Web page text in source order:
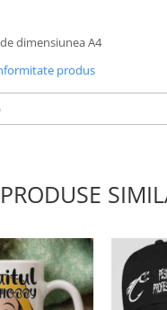
dimensiunea A4
produs
PRODUSE